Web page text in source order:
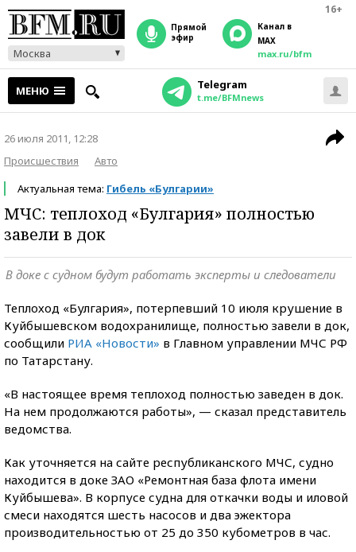
16+
Москва
прямой
эфир
Канал в
MAX
max.ru/bfm
МЕНЮ Telegram
t.me/BFMnews
26 июля 2011, 12:28
Происшествия
Авто
Актуальная тема: Гибель «Булгарии»
МЧС: теплоход «Булгария» полностью
завели в док
В доке с судном будут работать эксперты и следователи
Теплоход «Булгария», потерпевший 10 июля крушение в
Куйбышевском водохранилище, полностью завели в док,
сообщили РИА «Новости» в Главном управлении МЧС РФ
по Татарстану.
«В настоящее время теплоход полностью заведен в док.
На нем продолжаются работы», — сказал представитель
ведомства.
Как уточняется на сайте республиканского МЧС, судно
находится в доке ЗАО «Ремонтная база флота имени
Куйбышева». В корпусе судна для откачки воды и иловой
смеси находятся шесть насосов и два эжектора
производительностью от 25 до 350 кубометров в час.